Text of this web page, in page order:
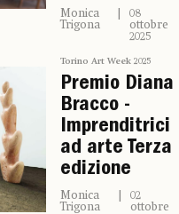
Monica
Trigona
08
ottobre
2025
Torino Art Week 2025
Premio Diana
Bracco -
Imprenditrici
ad arte Terza
edizione
Monica
Trigona
02
ottobre